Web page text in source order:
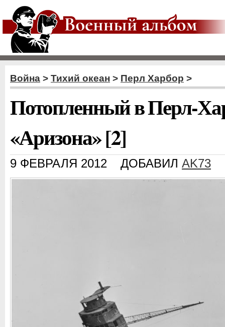
Война > Тихий океан > Перл Харбор >
Потопленный в Перл-
«Аризона» [2]
9 ФЕВРАЛЯ 2012 ДОБАВИЛ AK73